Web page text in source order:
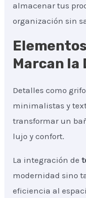
almacenar tus
organización sin
Marcan la
Detalles como
minimalistas y
transformar un
lujo y confort.
La integración de
modernidad sino
eficiencia al